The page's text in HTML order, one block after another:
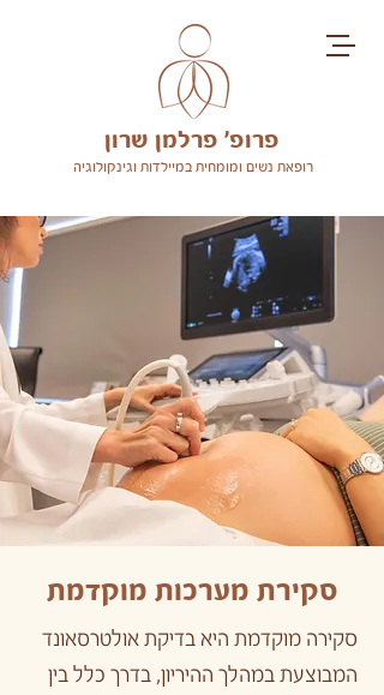
רופאת נשים ומומחית במיילדות וגינקולוגיה
פרופ' פרלמן שרון
סקירת מערכות מוקדמת
סקירה מוקדמת היא בדיקת אולטרסאונד
המבוצעת במהלך ההיריון, בדרך כלל בין